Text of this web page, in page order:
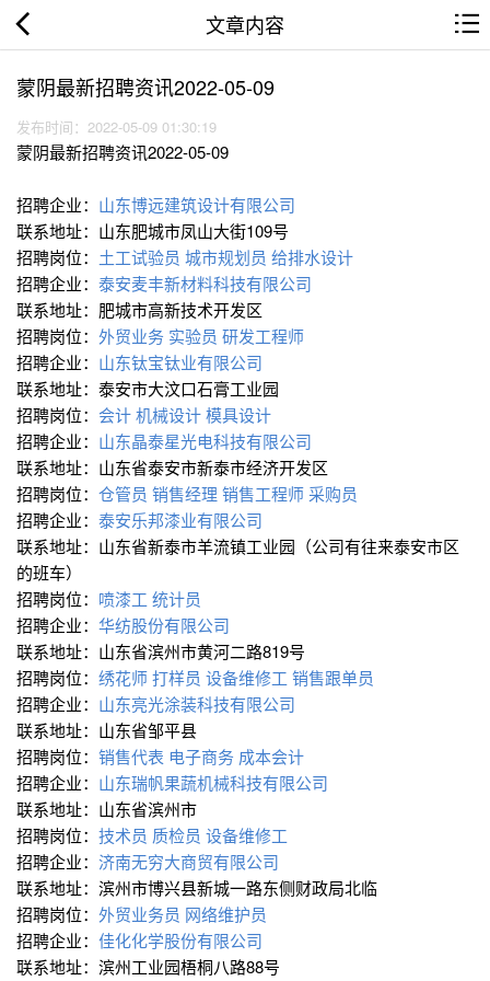
文章内容
蒙阴最新招聘资讯2022-05-09
发布时间：2022-05-09 01:30:19
蒙阴最新招聘资讯2022-05-09
招聘企业： 山东博远建筑设计有限公司
联系地址：山东肥城市凤山大街109号
招聘岗位： 土工试验员 城市规划员 给排水设计
招聘企业： 泰安麦丰新材料科技有限公司
联系地址：肥城市高新技术开发区
招聘岗位： 外贸业务 实验员 研发工程师
招聘企业： 山东钛宝钛业有限公司
联系地址：泰安市大汶口石膏工业园
招聘岗位： 会计机械设计模具设计
招聘企业： 山东晶泰星光电科技有限公司
联系地址：山东省泰安市新泰市经济开发区
招聘岗位： 仓管员 销售经理 销售工程师 采购员
招聘企业： 泰安乐邦漆业有限公司
联系地址：山东省新泰市羊流镇工业园（公司有往来泰安市区
的班车）
招聘岗位： 喷漆工 统计员
招聘企业： 华纺股份有限公司
联系地址：山东省滨州市黄河二路819号
招聘岗位： 绣花师打样员 设备维修工 销售跟单员
招聘企业： 山东亮光涂装科技有限公司
联系地址：山东省邹平县
招聘岗位： 销售代表 电子商务 成本会计
招聘企业： 山东瑞帆果蔬机械科技有限公司
联系地址：山东省滨州市
招聘岗位： 技术员 质检员 设备维修工
招聘企业： 济南无穷大商贸有限公司
联系地址：滨州市博兴县新城一路东侧财政局北临
招聘岗位： 外贸业务员 网络维护员
招聘企业： 佳化化学股份有限公司
联系地址：滨州工业园梧桐八路88号